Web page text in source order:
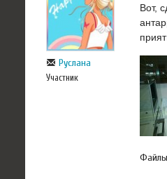
Руслана
Участник
Вот,